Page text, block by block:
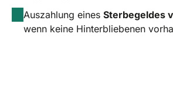
Auszahlung eines Sterbegeldes
wenn keine Hinterbliebenen